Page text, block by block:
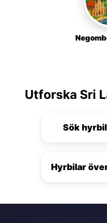
Utforska Sri
Sök
Hyrbilar